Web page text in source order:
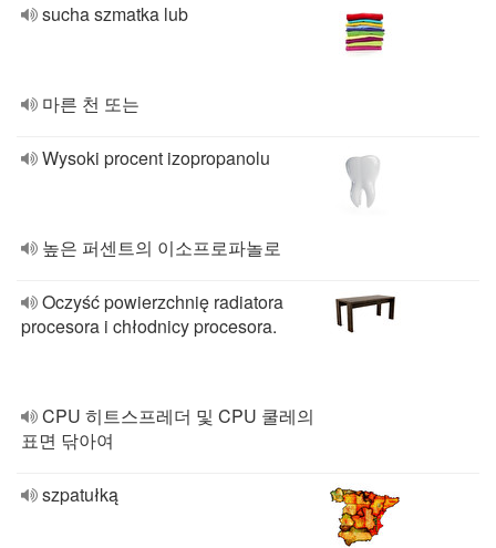
sucha szmatka lub
마른 천 또는
Wysoki procent izopropanolu
높은 퍼센트의 이소프로파놀로
Oczyść powierzchnię radiatora
procesora i chłodnicy procesora.
CPU 히트스프레더 및 CPU 쿨레의
표면 닦아여
szpatułką